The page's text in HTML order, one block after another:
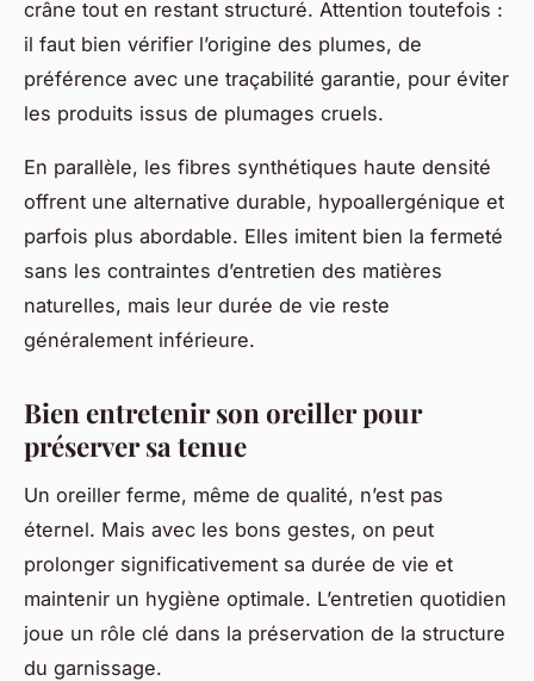
crâne tout en restant structuré. Attention toutefois :
il faut bien vérifier l’origine des plumes, de
préférence avec une traçabilité garantie, pour éviter
les produits issus de plumages cruels.
En parallèle, les fibres synthétiques haute densité
offrent une alternative durable, hypoallergénique et
parfois plus abordable. Elles imitent bien la fermeté
sans les contraintes d’entretien des matières
naturelles, mais leur durée de vie reste
généralement inférieure.
Bien entretenir son oreiller pour
préserver sa tenue
Un oreiller ferme, même de qualité, n’est pas
éternel. Mais avec les bons gestes, on peut
prolonger significativement sa durée de vie et
maintenir un hygiène optimale. L’entretien quotidien
joue un rôle clé dans la préservation de la structure
du garnissage.